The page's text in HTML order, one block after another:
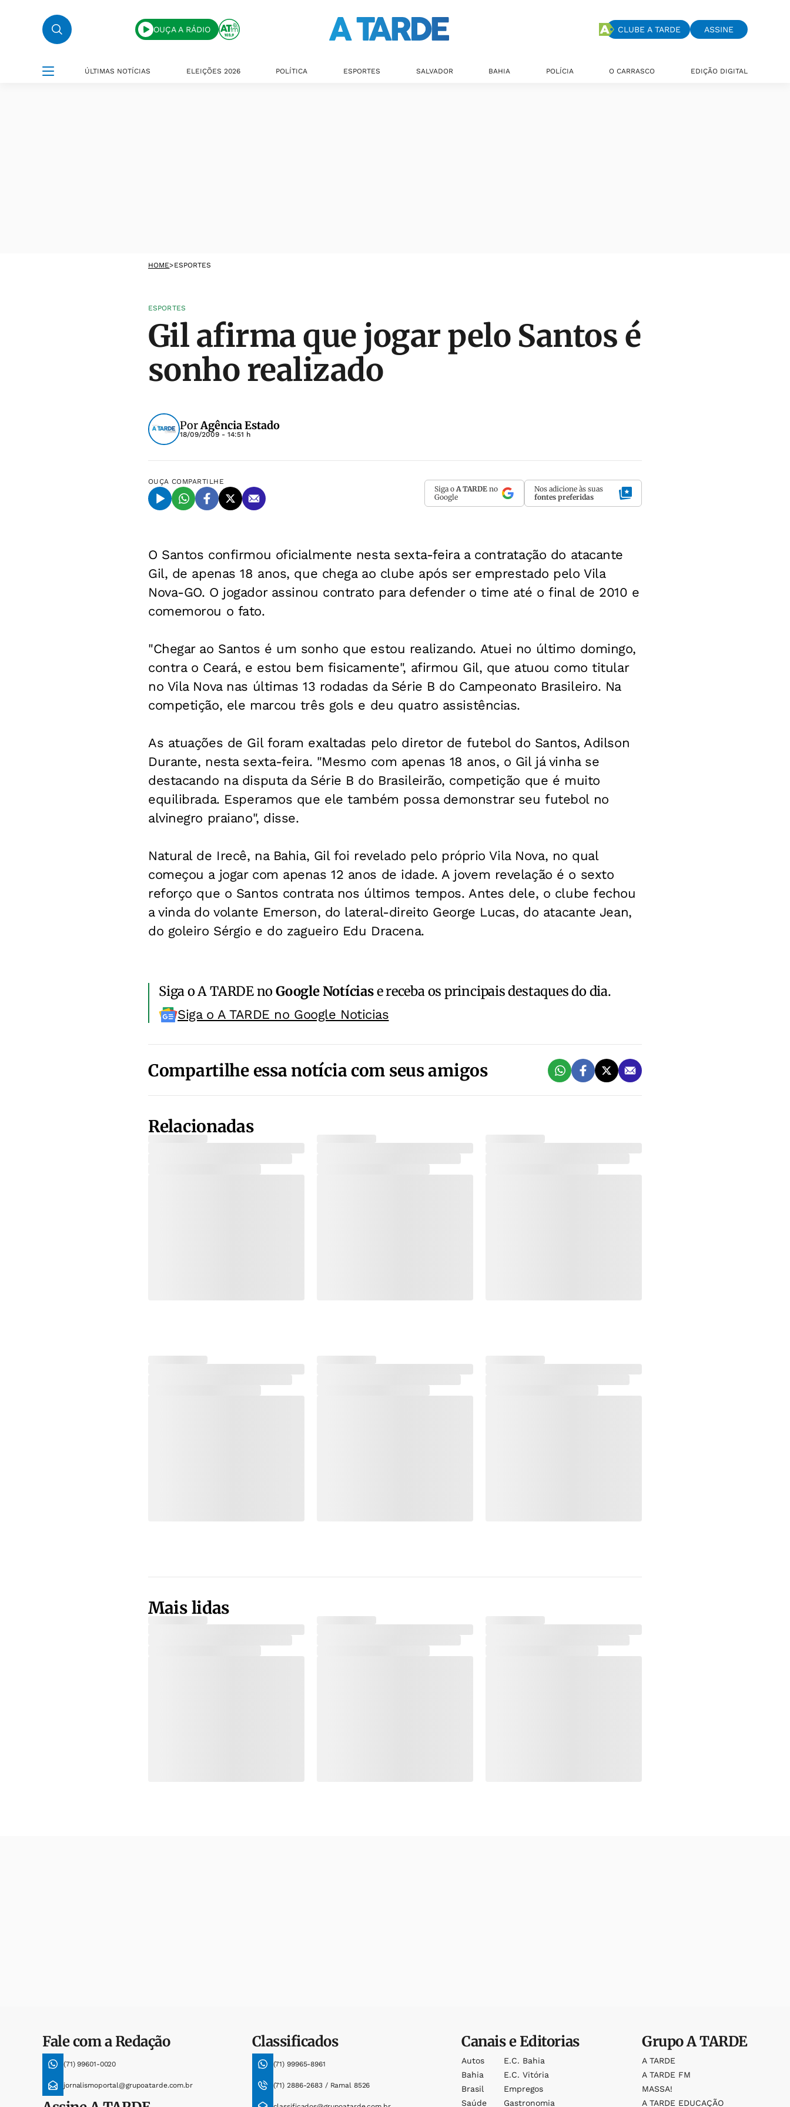
OUÇA A RÁDIO CLUBE A TARDE ASSINE
ÚLTIMAS NOTÍCIAS ELEIÇÕES 2026 POLÍTICA ESPORTES SALVADOR BAHIA POLÍCIA O CARRASCO EDIÇÃO DIGITAL
HOME>ESPORTES
ESPORTES
Gil afirma que jogar pelo Santos é
sonho realizado
PorAgência Estado
18/09/2009 - 14:51 h
OUÇA COMPARTILHE
Siga o A TARDE no
Google
Nos adicione às suas
fontes preferidas
O Santos confirmou oficialmente nesta sexta-feira a contratação do atacante
Gil, de apenas 18 anos, que chega ao clube após ser emprestado pelo Vila
Nova-GO. O jogador assinou contrato para defender o time até o final de 2010 e
comemorou o fato.
"Chegar ao Santos é um sonho que estou realizando. Atuei no último domingo,
contra o Ceará, e estou bem fisicamente", afirmou Gil, que atuou como titular
no Vila Nova nas últimas 13 rodadas da Série B do Campeonato Brasileiro. Na
competição, ele marcou três gols e deu quatro assistências.
As atuações de Gil foram exaltadas pelo diretor de futebol do Santos, Adilson
Durante, nesta sexta-feira. "Mesmo com apenas 18 anos, o Gil já vinha se
destacando na disputa da Série B do Brasileirão, competição que é muito
equilibrada. Esperamos que ele também possa demonstrar seu futebol no
alvinegro praiano", disse.
Natural de Irecê, na Bahia, Gil foi revelado pelo próprio Vila Nova, no qual
começou a jogar com apenas 12 anos de idade. A jovem revelação é o sexto
reforço que o Santos contrata nos últimos tempos. Antes dele, o clube fechou
a vinda do volante Emerson, do lateral-direito George Lucas, do atacante Jean,
do goleiro Sérgio e do zagueiro Edu Dracena.
Siga o A TARDE noGoogle Notíciase receba os principais destaques do dia.
Siga o A TARDE no Google Noticias
Compartilhe essa notícia com seus amigos
Relacionadas
Mais lidas
Fale com a Redação
(71) 99601-0020
jornalismoportal@grupoatarde.com.br
Classificados
(71) 99965-8961
(71) 2886-2683 / Ramal 8526
Canais e Editorias
Autos
Bahia
Brasil
Saúde
E.c. Bahia
E.c. Vitória
Empregos
Gastronomia
GrupoA TARDE
A TARDE
A TARDE FM
MASSA!
A TARDE EDUCAÇÃO